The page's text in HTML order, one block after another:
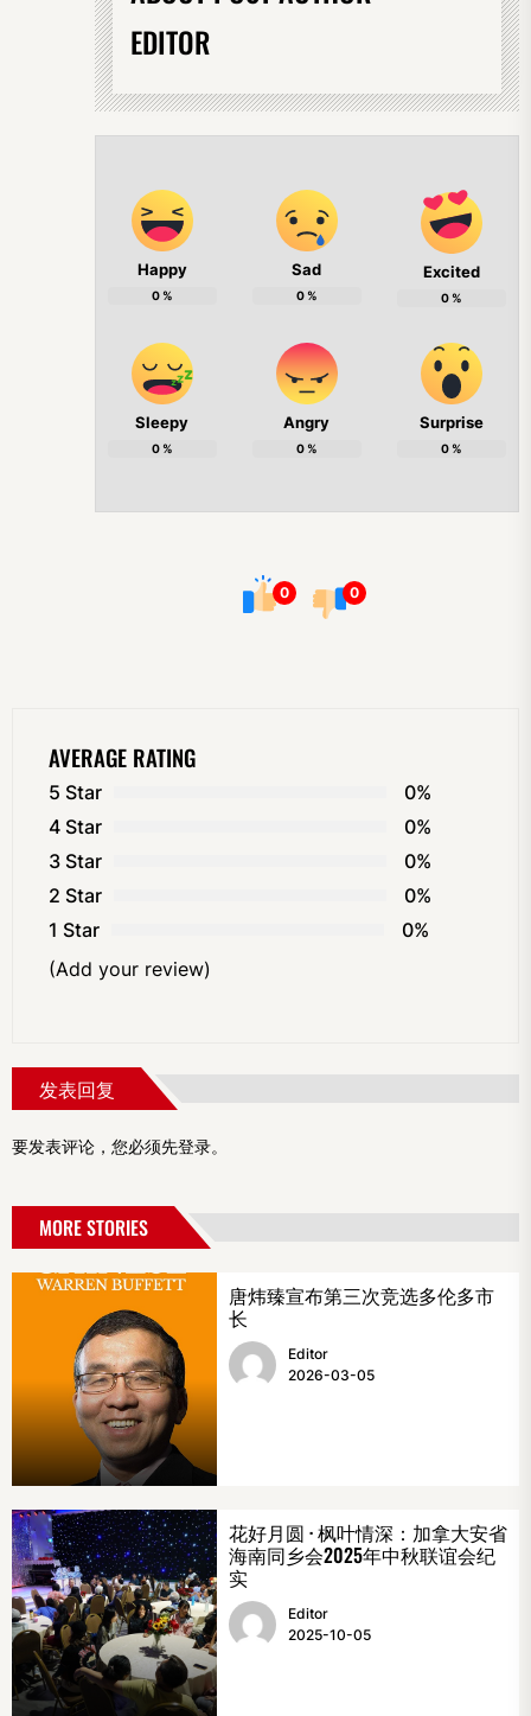
EDITOR
Happy
0%
Sad
0%
Excited
0%
Sleepy
0%
Angry
0%
Surprise
0%
0 0
AVERAGE RATING
5 Star
0%
4 Star
0%
3 Star
0%
2 Star
0%
1 Star
0%
(Add your review)
发表回复
要发表评论，您必须先登录。
MORE STORIES
唐炜臻宣布第三次竞选多伦多市
长
Editor
2026-03-05
花好月圆 · 枫叶情深：加拿大安省
海南同乡会2025年中秋联谊会纪
实
Editor
2025-10-05